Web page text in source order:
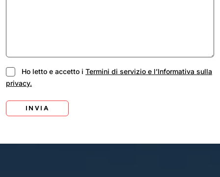
Ho letto e accetto i Termini di servizio e l’Informativa sulla
privacy.
INVIA